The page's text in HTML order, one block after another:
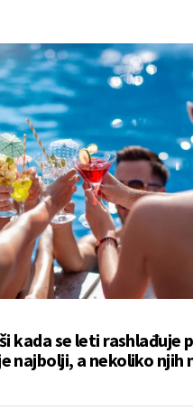
kada se leti rashlađuje
najbolji, a nekoliko njih